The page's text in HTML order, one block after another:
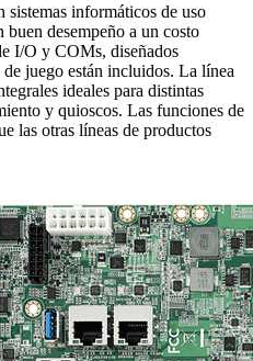
informáticos de uso
desempeño a un costo
I/O y COMs, diseñados
juego están incluidos. La línea
ideales para distintas
y quioscos. Las funciones de
las otras líneas de productos